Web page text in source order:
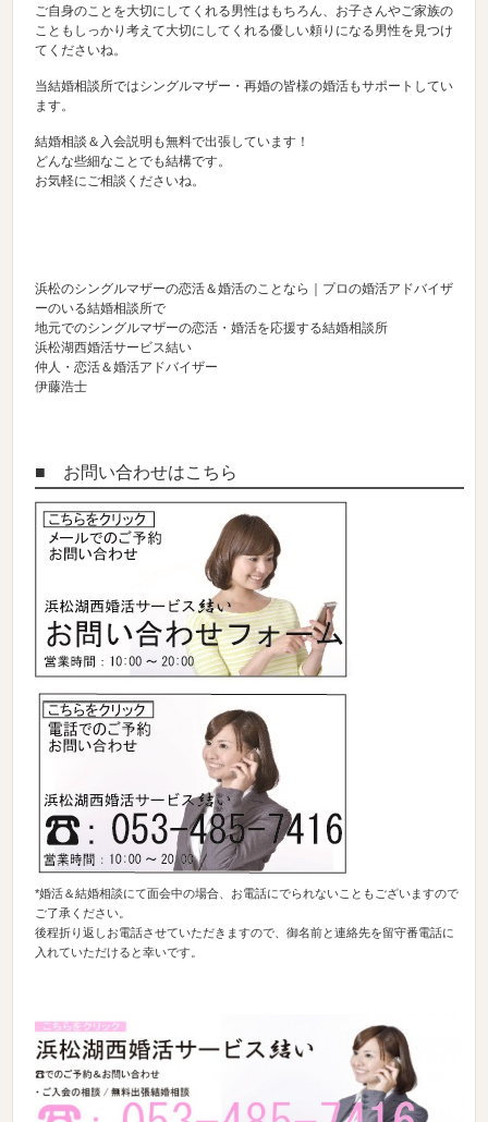
ご自身のことを大切にしてくれる男性はもちろん、お子さんやご家族の
こともしっかり考えて大切にしてくれる優しい頼りになる男性を見つけ
てくださいね。
当結婚相談所ではシングルマザー・再婚の皆様の婚活もサポートしてい
ます。
結婚相談＆入会説明も無料で出張しています！
どんな些細なことでも結構です。
お気軽にご相談くださいね。
浜松のシングルマザーの恋活＆婚活のことなら｜プロの婚活アドバイザ
ーのいる結婚相談所で
地元でのシングルマザーの恋活・婚活を応援する結婚相談所
浜松湖西婚活サービス結い
仲人・恋活＆婚活アドバイザー
伊藤浩士
■ お問い合わせはこちら
*婚活＆結婚相談にて面会中の場合、お電話にでられないこともございますので
ご了承ください。
後程折り返しお電話させていただきますので、御名前と連絡先を留守番電話に
入れていただけると幸いです。